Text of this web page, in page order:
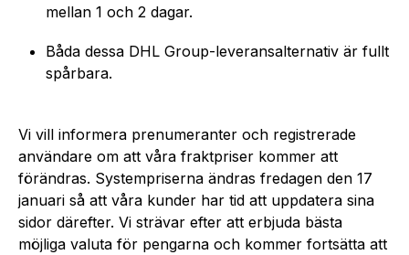
mellan 1 och 2 dagar.
Båda dessa DHL Group-lever­an­sal­ter­nativ är fullt
spårbara.
Vi vill informera prenumeranter och registrerade
användare om att våra fraktpriser kommer att
förändras. Systempriserna ändras fredagen den 17
januari så att våra kunder har tid att uppdatera sina
sidor därefter. Vi strävar efter att erbjuda bästa
möjliga valuta för pengarna och kommer fortsätta att